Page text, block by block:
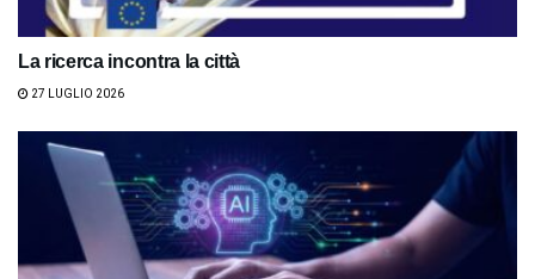
La ricerca incontra la città
27 LUGLIO 2026